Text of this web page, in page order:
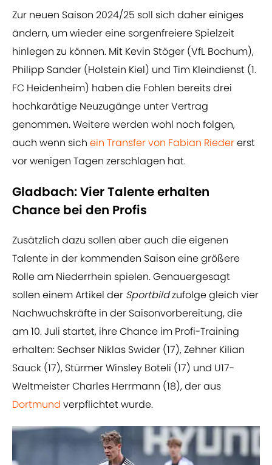
Zur neuen Saison 2024/25 soll sich daher einiges
ändern, um wieder eine sorgenfreiere Spielzeit
hinlegen zu können. Mit Kevin Stöger (VfL Bochum),
Philipp Sander (Holstein Kiel) und Tim Kleindienst (1.
FC Heidenheim) haben die Fohlen bereits drei
hochkarätige Neuzugänge unter Vertrag
genommen. Weitere werden wohl noch folgen,
auch wenn sich ein Transfer von Fabian Riedererst
vor wenigen Tagen zerschlagen hat.
Gladbach: Vier Talente erhalten
Chance bei den Profis
Zusätzlich dazu sollen aber auch die eigenen
Talente in der kommenden Saison eine größere
Rolle am Niederrhein spielen. Genauergesagt
sollen einem Artikel der Sportbildzufolge gleich vier
Nachwuchskräfte in der Saisonvorbereitung, die
am 10. Juli startet, ihre Chance im Profi-Training
erhalten: Sechser Niklas Swider (17), Zehner Kilian
Sauck (17), Stürmer Winsley Boteli (17) und U17-
Weltmeister Charles Herrmann (18), der aus
Dortmund verpflichtet wurde.